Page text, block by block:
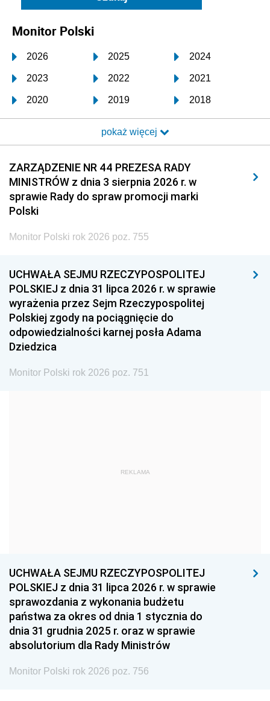
Monitor Polski
2026 2025 2024
2023 2022 2021
2020 2019 2018
2017 2016 2015
2014 2013 2012
2011 2010 2009
2008 2007 2006
2005
1996 1995 1994
1993 1992 1991
1990 1989
1987 1986 1985
1968
1954 1953 1952
1951 1950
1948 1947 1946
1939 1938
pokaż więcej
ZARZĄDZENIE NR 44 PREZESA RADY
MINISTRÓW z dnia 3 sierpnia 2026 r. w
sprawie Rady do spraw promocji marki
Polski
Monitor Polski rok 2026 poz. 755
UCHWAŁA SEJMU RZECZYPOSPOLITEJ
POLSKIEJ z dnia 31 lipca 2026 r. w sprawie
wyrażenia przez Sejm Rzeczypospolitej
Polskiej zgody na pociągnięcie do
odpowiedzialności karnej posła Adama
Dziedzica
Monitor Polski rok 2026 poz. 751
REKLAMA
UCHWAŁA SEJMU RZECZYPOSPOLITEJ
POLSKIEJ z dnia 31 lipca 2026 r. w sprawie
sprawozdania z wykonania budżetu
państwa za okres od dnia 1 stycznia do
dnia 31 grudnia 2025 r. oraz w sprawie
absolutorium dla Rady Ministrów
Monitor Polski rok 2026 poz. 756